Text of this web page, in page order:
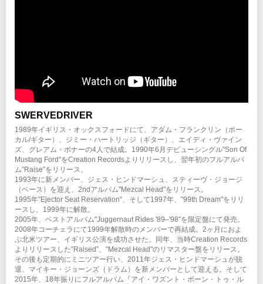
SWERVEDRIVER
1989年イギリス・オックスフォードにて、アダム・フランクリン（ボー
カル/ギター）、ジミー・ハートリッジ（ギター）、エイディ・ヴァイン
ズ、グレアム・ボナーの4人で結成。1990年6月デビューシングル"Son Of
Mustang Ford"をCreation Recordsよりリリースし、翌年初のフルアルバ
ム”Raise”をリリース。
1993年に新メンバー、ジェス・ヒンドマーシュ、スティーヴ・ジョージ
（ベース）を迎え、2ndアルバム"Mezcal Head"をリリース。
1995年"Ejector Seat Reservation"、そして1997年、"99th Dream"をリリ
ースし、1999年に解散。
2005年、ベストアルバム"Juggernaut Rides '89–'98"を限定盤にて発売。
2008年コーチェラにて1999年解散時のメンバーで再結成。2ヶ月におよ
ぶ北米ツアー、イギリス公演を成功させた。同年、当時Creation Records
よりリリースした”Raised”、"Mezcal Head"のリマスター盤をリリース。
その後も定期的にミニツアー行い、2011年ジェス・ヒンドマーシュが脱
退、マイキー・ジョーンズ（ドラム）を新メンバーとして迎える。そして
2015年、18年振りにフルアルバム『アイ・ワズント・ボーン・トゥ・ル